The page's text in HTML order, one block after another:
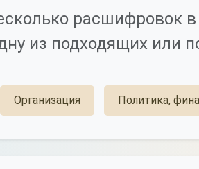
расшифровок
из подходящих или
Организация Политика,